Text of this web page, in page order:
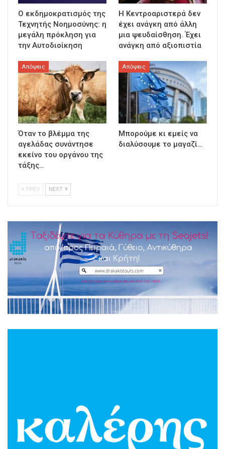
Ο εκδημοκρατισμός της
Τεχνητής Νοημοσύνης: η
μεγάλη πρόκληση για
την Αυτοδιοίκηση
Η Κεντροαριστερά δεν
έχει ανάγκη από άλλη
μια ψευδαίσθηση. Έχει
ανάγκη από αξιοπιστία
Απόψεις
Όταν το βλέμμα της
αγελάδας συνάντησε
εκείνο του οργάνου της
τάξης…
Απόψεις
Μπορούμε κι εμείς να
διαλύσουμε το μαγαζί…
PREV NEXT